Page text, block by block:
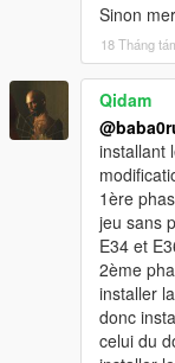
Sinon
18 Tháng
Qidam
installant
1ère
jeu sans
E34 et
2ème
installer
donc
celui du